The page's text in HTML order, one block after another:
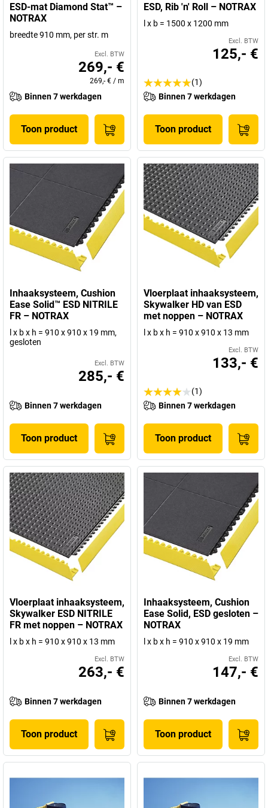
ESD-mat Diamond Stat™ –
NOTRAX
breedte 910 mm, per str. m
Excl. BTW
269,- €
269,- € / m
Binnen 7 werkdagen
Toon product
ESD, Rib 'n' Roll – NOTRAX
l x b = 1500 x 1200 mm
Excl. BTW
125,- €
(1)
Binnen 7 werkdagen
Toon product
Inhaaksysteem, Cushion
Ease Solid™ ESD NITRILE
FR – NOTRAX
l x b x h = 910 x 910 x 19 mm,
gesloten
Excl. BTW
285,- €
Binnen 7 werkdagen
Toon product
Vloerplaat inhaaksysteem,
Skywalker HD van ESD
met noppen – NOTRAX
l x b x h = 910 x 910 x 13 mm
Excl. BTW
133,- €
(1)
Binnen 7 werkdagen
Toon product
Vloerplaat inhaaksysteem,
Skywalker ESD NITRILE
FR met noppen – NOTRAX
l x b x h = 910 x 910 x 13 mm
Excl. BTW
263,- €
Binnen 7 werkdagen
Toon product
Inhaaksysteem, Cushion
Ease Solid, ESD gesloten –
NOTRAX
l x b x h = 910 x 910 x 19 mm
Excl. BTW
147,- €
Binnen 7 werkdagen
Toon product